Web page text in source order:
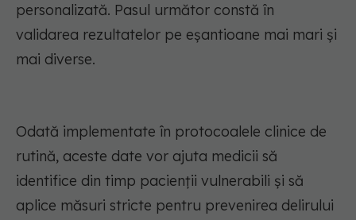
personalizată. Pasul următor constă în
validarea rezultatelor pe eșantioane mai mari și
mai diverse.
Odată implementate în protocoalele clinice de
rutină, aceste date vor ajuta medicii să
identifice din timp pacienții vulnerabili și să
aplice măsuri stricte pentru prevenirea delirului